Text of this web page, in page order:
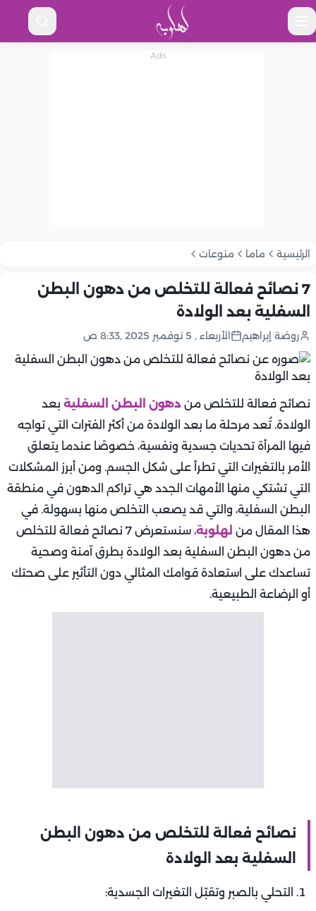
الرئيسية ماما منوعات
7 نصائح فعالة للتخلص من دهون البطن
السفلية بعد الولادة
روضة إبراهيم الأربعاء , 5 نوفمبر 2025 ,8:33 ص
نصائح فعالة للتخلص من دهون البطن السفلية بعد
الولادة. تُعد مرحلة ما بعد الولادة من أكثر الفترات التي تواجه
فيها المرأة تحديات جسدية ونفسية، خصوصًا عندما يتعلق
الأمر بالتغيرات التي تطرأ على شكل الجسم. ومن أبرز المشكلات
التي تشتكي منها الأمهات الجدد هي تراكم الدهون في منطقة
البطن السفلية، والتي قد يصعب التخلص منها بسهولة. في
هذا المقال من لهلوبة
، سنستعرض 7 نصائح فعالة للتخلص
من دهون البطن السفلية بعد الولادة بطرق آمنة وصحية
تساعدك على استعادة قوامك المثالي دون التأثير على صحتك
أو الرضاعة الطبيعية.
نصائح فعالة للتخلص من دهون البطن
السفلية بعد الولادة
التحلي بالصبر وتقبّل التغيرات الجسدية: